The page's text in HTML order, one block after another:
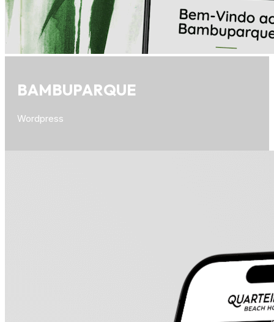
BAMBUPARQUE
Wordpress